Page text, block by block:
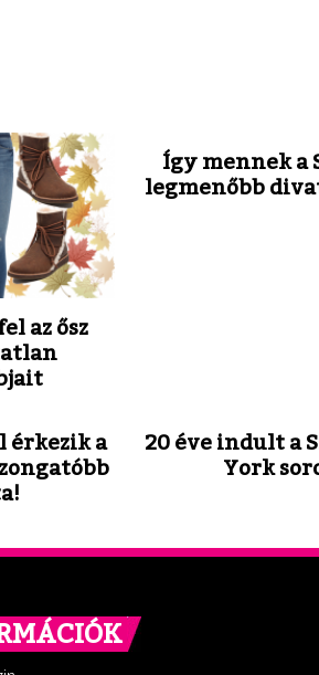
az ősz
Így mennek a
legmenőbb
érkezik a
20 éve indult a
York